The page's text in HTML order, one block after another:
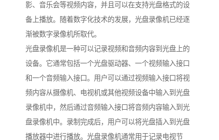
影、音乐会等视频内容，并且可以在支持光盘格式的设
备上播放。随着数字化技术的发展，光盘录像机已经逐
渐被数字录像机所取代。
光盘录像机是一种可以记录视频和音频内容到光盘上的
设备。它通常包括一个光盘驱动器、一个视频输入接口
和一个音频输入接口。用户可以通过视频输入接口将视
频内容从摄像机、电视机或其他视频设备中输入到光盘
录像机中，然后通过音频输入接口将音频内容输入到光
盘录像机中。录制完成后，用户可以将光盘插入到光盘
播放器中进行播放。光盘录像机通常用于记录电视节